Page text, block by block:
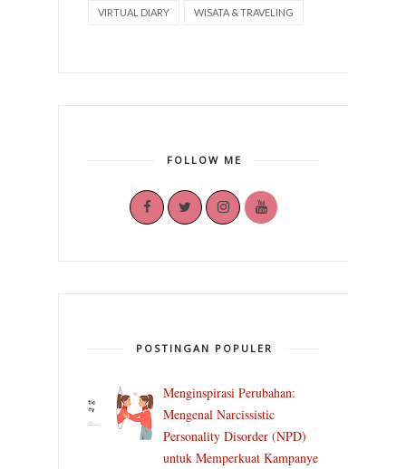
VIRTUAL DIARY WISATA & TRAVELING
FOLLOW ME
POSTINGAN POPULER
Menginspirasi Perubahan:
Mengenal Narcissistic
Personality Disorder (NPD)
untuk Memperkuat Kampanye